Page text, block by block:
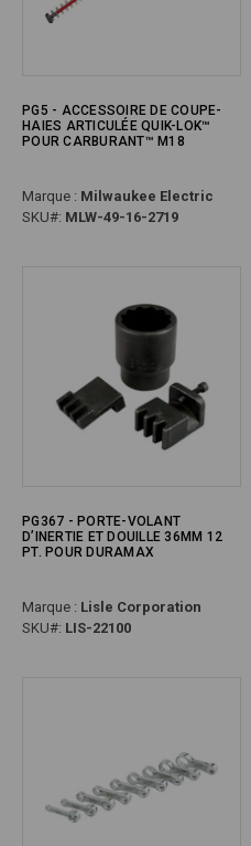
PG5 - ACCESSOIRE DE COUPE-
HAIES ARTICULÉE QUIK-LOK™
POUR CARBURANT™ M18
Marque : Milwaukee Electric
SKU#: MLW-49-16-2719
PG367 - PORTE-VOLANT
D’INERTIE ET DOUILLE 36MM 12
PT. POUR DURAMAX
Marque : Lisle Corporation
SKU#: LIS-22100